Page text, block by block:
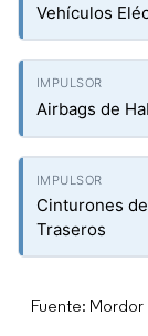
Vehículos
Airbags de
Cinturones
Traseros
Fuente: